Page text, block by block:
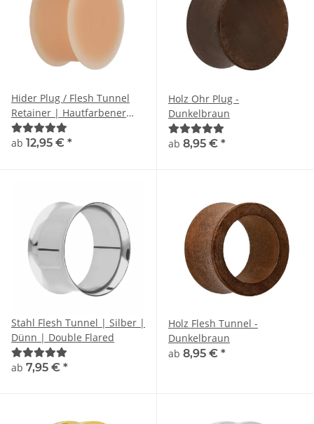
Hider Plug / Flesh Tunnel
Retainer | Hautfarbener
Ohrplug zum Tunnel
Verstecken
ab 12,95 € *
Holz Ohr Plug -
Dunkelbraun
ab 8,95 € *
Stahl Flesh Tunnel | Silber |
Dünn | Double Flared
ab 7,95 € *
Holz Flesh Tunnel -
Dunkelbraun
ab 8,95 € *